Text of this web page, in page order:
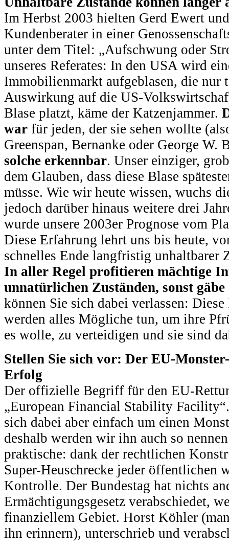
Im Herbst 2003 hielten Gerd Ewert
Kundenberater in einer
unter dem Titel: „Aufschwung oder
unseres Referates: In den USA wird
Immobilienmarkt aufgeblasen, die nur
Auswirkung auf die US-
Blase platzt, käme der Katzenjammer.
war für jeden, der sie sehen wollte
Greenspan, Bernanke oder George W.
solche erkennbar. Unser einziger,
dem Glauben, dass diese Blase
müsse. Wie wir heute wissen, wuchs
jedoch darüber hinaus weitere drei
wurde unsere 2003er Prognose vom
Diese Erfahrung lehrt uns bis heute,
schnelles Ende langfristig unhaltbarer
In aller Regel profitieren mächtige
unnatürlichen Zuständen, sonst
können Sie sich dabei verlassen: Diese
werden alles Mögliche tun, um ihre
es wolle, zu verteidigen und sie sind
Stellen Sie sich vor: Der EU-
Erfolg
Der offizielle Begriff für den EU-
„European Financial Stability
sich dabei aber einfach um einen
deshalb werden wir ihn auch so
praktische: dank der rechtlichen
Super-Heuschrecke jeder öffentlichen
Kontrolle. Der Bundestag hat nichts
Ermächtigungsgesetz verabschiedet,
finanziellem Gebiet. Horst Köhler
ihn erinnern), unterschrieb und